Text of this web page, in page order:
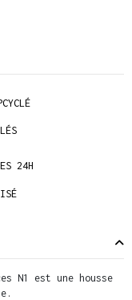
24H
N1 est une housse